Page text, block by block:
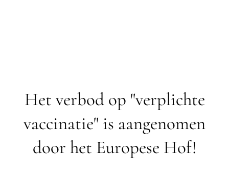
Het verbod op "verplichte
vaccinatie" is aangenomen
door het Europese Hof!